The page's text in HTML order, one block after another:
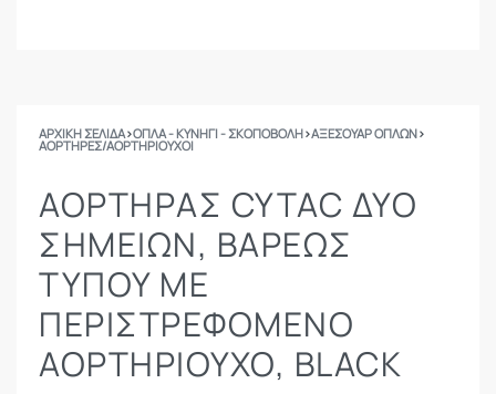
ΑΡΧΙΚΉ ΣΕΛΊΔΑ›ΟΠΛΑ - ΚΥΝΗΓΙ - ΣΚΟΠΟΒΟΛΗ›ΑΞΕΣΟΥΑΡ ΟΠΛΩΝ›
ΑΟΡΤΉΡΕΣ/ΑΟΡΤΗΡΙΟΎΧΟΙ
ΑΟΡΤΗΡΑΣ CYTAC ΔΎΟ
ΣΗΜΕΊΩΝ, ΒΑΡΈΩΣ
ΤΎΠΟΥ ΜΕ
ΠΕΡΙΣΤΡΕΦΌΜΕΝΟ
ΑΟΡΤΗΡΙΟΎΧΟ, BLACK